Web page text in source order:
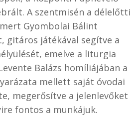
A szentmisén a délelőtti
Gyombolai Bálint
gitáros játékával segítve a
emelve a liturgia
Balázs homíliájában a
mellett saját óvodai
megerősítve a jelenlevőket
fontos a munkájuk.